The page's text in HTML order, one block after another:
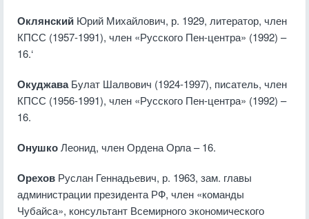
Оклянский Юрий Михайлович, р. 1929, литератор, член
КПСС (1957-1991), член «Русского Пен-центра» (1992) –
16.‘
ОкуджаваБулат Шалвович (1924-1997), писатель, член
КПСС (1956-1991), член «Русского Пен-центра» (1992) –
16.
ОнушкоЛеонид, член Ордена Орла – 16.
Орехов Руслан Геннадьевич, р. 1963, зам. главы
администрации президента РФ, член «команды
Чубайса», консультант Всемирного экономического